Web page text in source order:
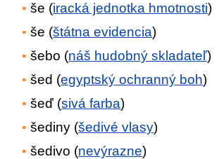
še (iracká jednotka hmotnosti)
še (štátna evidencia)
šebo (náš hudobný skladateľ)
šed (egyptský ochranný boh)
šeď (sivá farba)
šediny (šedivé vlasy)
šedivo (nevýrazne)